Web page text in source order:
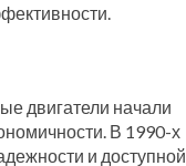
двигатели начали
В 1990-х
и доступной